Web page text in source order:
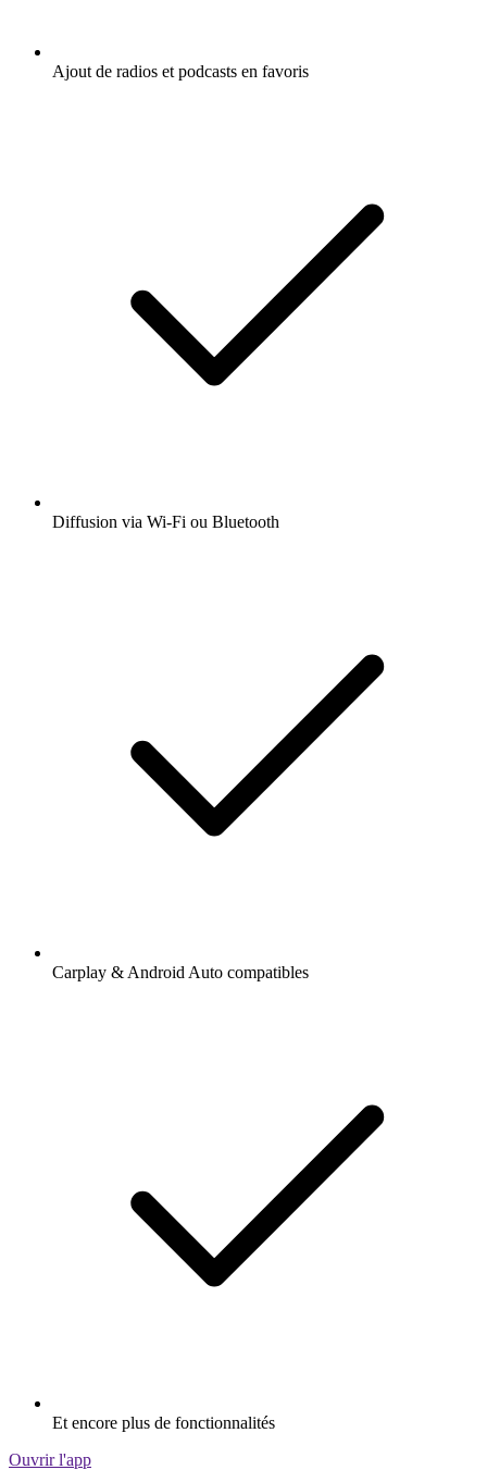
Ajout de radios et podcasts en favoris
Diffusion via Wi-Fi ou Bluetooth
Carplay & Android Auto compatibles
Et encore plus de fonctionnalités
Ouvrir l'app